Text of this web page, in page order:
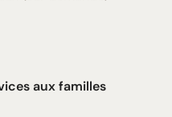
aux familles